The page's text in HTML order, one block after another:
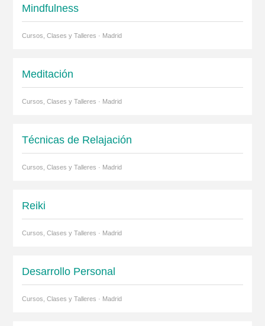
Mindfulness
Cursos, Clases y Talleres · Madrid
Meditación
Cursos, Clases y Talleres · Madrid
Técnicas de Relajación
Cursos, Clases y Talleres · Madrid
Reiki
Cursos, Clases y Talleres · Madrid
Desarrollo Personal
Cursos, Clases y Talleres · Madrid